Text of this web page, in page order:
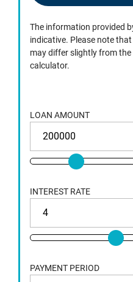
The information provided
indicative. Please note
may differ slightly from
calculator.
LOAN AMOUNT
INTEREST RATE
PAYMENT PERIOD